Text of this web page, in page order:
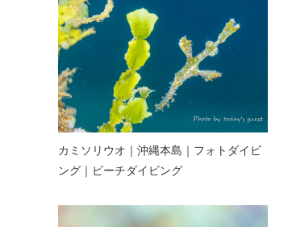
カミソリウオ｜沖縄本島｜フォトダイビ
ング｜ビーチダイビング